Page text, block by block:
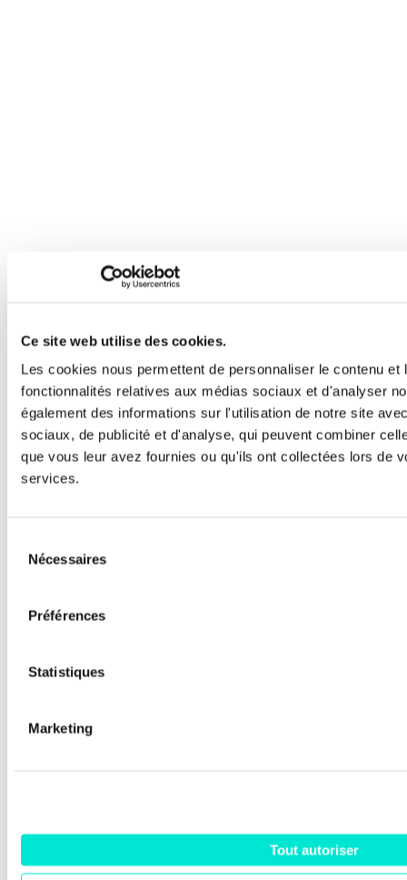
Ce site web utilise des cookies.
Les cookies nous permettent de personnaliser le contenu
fonctionnalités relatives aux médias sociaux et d'analyser
également des informations sur l'utilisation de notre site
sociaux, de publicité et d'analyse, qui peuvent combiner
que vous leur avez fournies ou qu'ils ont collectées lors de
services.
Nécessaires
Préférences
Statistiques
Marketing
Tout autoriser